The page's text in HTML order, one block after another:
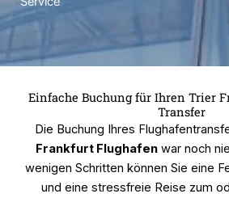
Einfache Buchung für Ihren Trier
Transfer
Die Buchung Ihres
Frankfurt Flughafen war noch
wenigen Schritten können Sie eine
und eine stressfreie Reise zum